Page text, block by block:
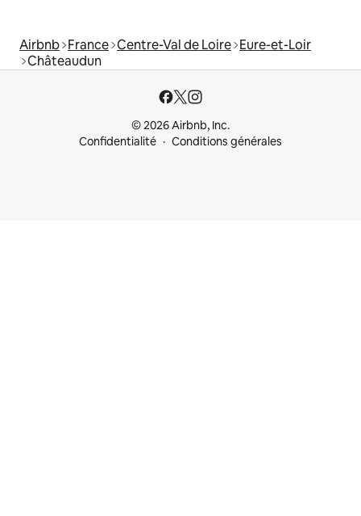
Airbnb France Centre-Val de Loire Eure-et-Loir
Châteaudun
© 2026 Airbnb, Inc.
Confidentialité
Conditions générales